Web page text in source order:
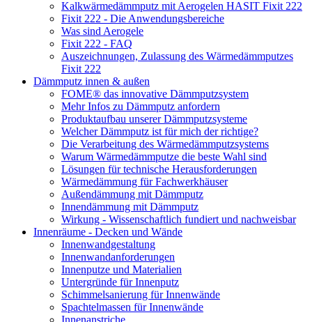
Kalkwärmedämmputz mit Aerogelen HASIT Fixit 222
Fixit 222 - Die Anwendungsbereiche
Was sind Aerogele
Fixit 222 - FAQ
Auszeichnungen, Zulassung des Wärmedämmputzes
Fixit 222
Dämmputz innen & außen
FOME® das innovative Dämmputzsystem
Mehr Infos zu Dämmputz anfordern
Produktaufbau unserer Dämmputzsysteme
Welcher Dämmputz ist für mich der richtige?
Die Verarbeitung des Wärmedämmputzsystems
Warum Wärmedämmputze die beste Wahl sind
Lösungen für technische Herausforderungen
Wärmedämmung für Fachwerkhäuser
Außendämmung mit Dämmputz
Innendämmung mit Dämmputz
Wirkung - Wissenschaftlich fundiert und nachweisbar
Innenräume - Decken und Wände
Innenwandgestaltung
Innenwandanforderungen
Innenputze und Materialien
Untergründe für Innenputz
Schimmelsanierung für Innenwände
Spachtelmassen für Innenwände
Innenanstriche